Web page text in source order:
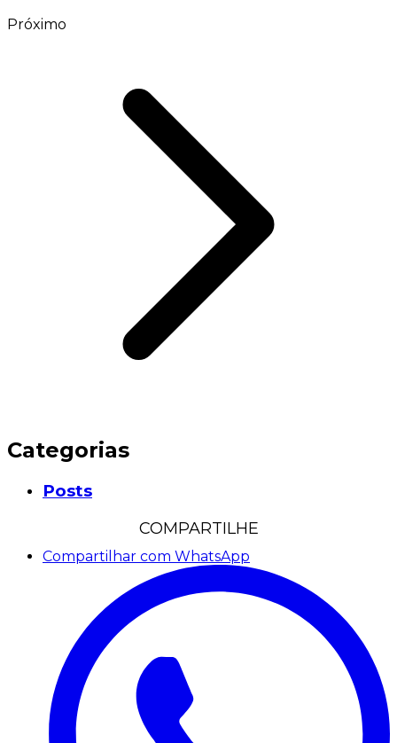
Próximo
Categorias
Posts
COMPARTILHE
Compartilhar com WhatsApp